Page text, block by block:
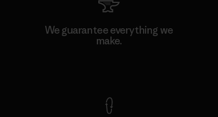
We guarantee everything we
make.